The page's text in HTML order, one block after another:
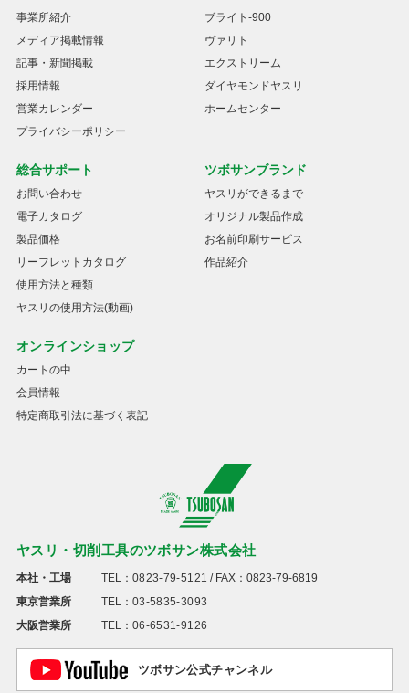
ヤスリ・切削工具のツボサン株式会社
本社・工場 TEL： 0823-79-5121 / FAX：0823-79-6819
東京営業所
TEL： 03-5835-3093
大阪営業所
TEL： 06-6531-9126
ツボサン公式チャンネル
事業所紹介
メディア掲載情報
記事・新聞掲載
採用情報
営業カレンダー
プライバシーポリシー
ブライト-900
ヴァリト
エクストリーム
ダイヤモンドヤスリ
ホームセンター
総合サポート
お問い合わせ
電子カタログ
製品価格
リーフレットカタログ
使用方法と種類
ヤスリの使用方法(動画)
ツボサンブランド
ヤスリができるまで
オリジナル製品作成
お名前印刷サービス
作品紹介
オンラインショップ
カートの中
会員情報
特定商取引法に基づく表記